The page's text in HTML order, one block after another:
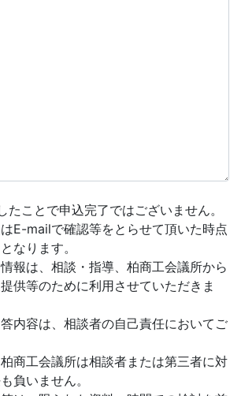
たことで申込完了ではございません。
E-mailで確認等をとらせて頂いた時点
なります。
報は、相談・指導、柏商工会議所から
供等のために利用させていただきま
内容は、相談者の自己責任においてご
商工会議所は相談者または第三者に対
負いません。